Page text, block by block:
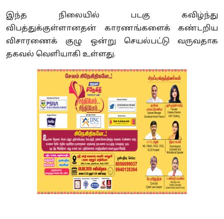
இந்த நிலையில் படகு கவிழ்ந்து
விபத்துக்குள்ளானதன் காரணங்களைக் கண்டறிய
விசாரணைக் குழு ஒன்று செயல்பட்டு வருவதாக
தகவல் வெளியாகி உள்ளது.